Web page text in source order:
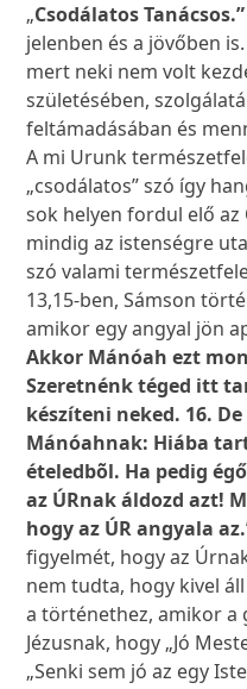
„Csodálatos Tanácsos.”
jelenben és a jövőben
mert neki nem volt
születésében,
feltámadásában és
A mi Urunk
„csodálatos” szó így
sok helyen fordul elő az
mindig az istenségre
szó valami
13,15-ben, Sámson
amikor egy angyal jön
Akkor Mánóah ezt
Szeretnénk téged itt
készíteni neked. 16.
Mánóahnak: Hiába
ételedbõl. Ha pedig
az ÚRnak áldozd azt!
hogy az ÚR angyala
figyelmét, hogy az
nem tudta, hogy kivel
a történethez, amikor a
Jézusnak, hogy „Jó
„Senki sem jó az egy